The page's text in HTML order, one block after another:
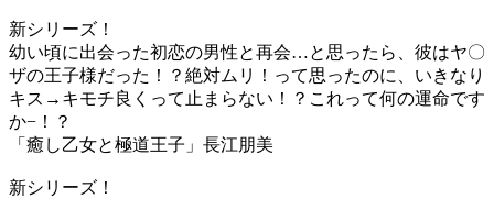
新シリーズ！
幼い頃に出会った初恋の男性と再会…と思ったら、彼はヤ〇
ザの王子様だった！？絶対ムリ！って思ったのに、いきなり
キス→キモチ良くって止まらない！？これって何の運命です
か−！？
「癒し乙女と極道王子」長江朋美
新シリーズ！